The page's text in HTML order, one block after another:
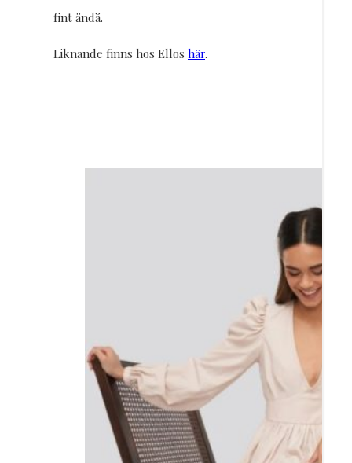
fint ändå.
Liknande finns hos Ellos här.